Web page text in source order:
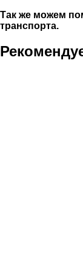
Так же можем
транспорта.